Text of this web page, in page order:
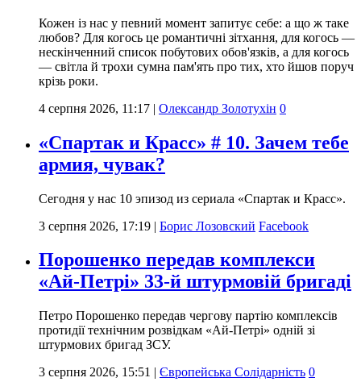
Кожен із нас у певний момент запитує себе: а що ж таке
любов? Для когось це романтичні зітхання, для когось —
нескінченний список побутових обов'язків, а для когось
— світла й трохи сумна пам'ять про тих, хто йшов поруч
крізь роки.
4 серпня 2026, 11:17 | Олександр Золотухін 0
«Спартак и Красс» # 10. Зачем тебе
армия, чувак?
Сегодня у нас 10 эпизод из сериала «Спартак и Красс».
3 серпня 2026, 17:19 | Борис Лозовский Facebook
Порошенко передав комплекси
«Ай-Петрі» 33-й штурмовій бригаді
Петро Порошенко передав чергову партію комплексів
протидії технічним розвідкам «Ай-Петрі» одній зі
штурмових бригад ЗСУ.
3 серпня 2026, 15:51 | Європейська Солідарність 0